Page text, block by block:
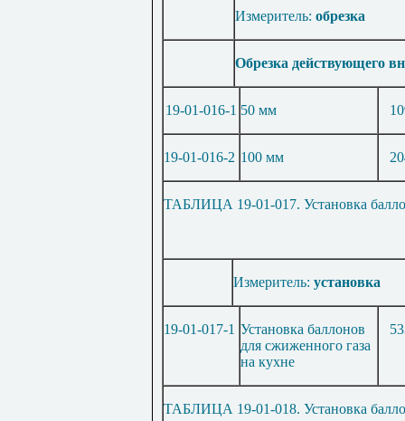
Измеритель: обрезка
Обрезка действующего
19-01-016-1 50 мм
19-01-016-2 100 мм
ТАБЛИЦА 19-01-017. Установка
Измеритель: установка
19-01-017-1 Установка баллонов
для сжиженного газа
на кухне
ТАБЛИЦА 19-01-018. Установка